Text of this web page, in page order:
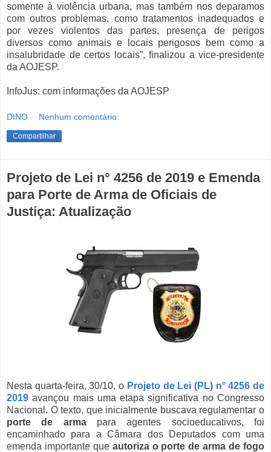
somente à violência urbana, mas também nos deparamos
com outros problemas, como tratamentos inadequados e
por vezes violentos das partes, presença de perigos
diversos como animais e locais perigosos bem como a
insalubridade de certos locais”, finalizou a vice-presidente
da AOJESP.
InfoJus: com informações da AOJESP
DINO Nenhum comentário:
Compartilhar
Projeto de Lei n° 4256 de 2019 e Emenda
para Porte de Arma de Oficiais de
Justiça: Atualização
Nesta quarta-feira, 30/10, o Projeto de Lei (PL) n° 4256 de
2019 avançou mais uma etapa significativa no Congresso
Nacional. O texto, que inicialmente buscava regulamentar o
porte de armapara agentes socioeducativos, foi
encaminhado para a Câmara dos Deputados com uma
emenda importante que autoriza o porte de arma de fogo